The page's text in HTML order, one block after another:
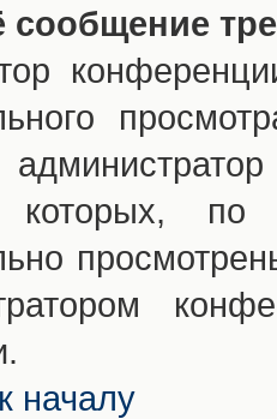
сообщение
которых,
началу